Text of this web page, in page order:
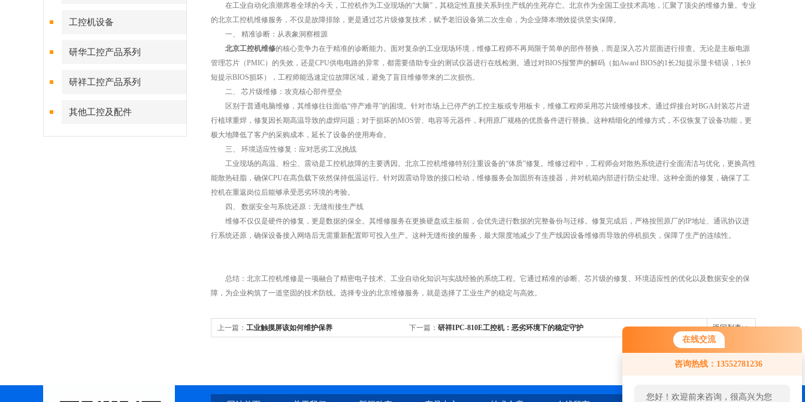
在线交流
咨询热线：13552781236
您好！欢迎前来咨询，很高兴为您
工控机设备
研华工控产品系列
研祥工控产品系列
其他工控及配件
在工业自动化浪潮席卷全球的今天，工控机作为工业现场的“大脑”，其稳定性直接关系到生产线的生死存亡。北京作为全国工业技术高地，汇聚了顶尖的维修力量。专业
的北京工控机维修服务，不仅是故障排除，更是通过芯片级修复技术，赋予老旧设备第二次生命，为企业降本增效提供坚实保障。
一、 精准诊断：从表象洞察根源
北京工控机维修的核心竞争力在于精准的诊断能力。面对复杂的工业现场环境，维修工程师不再局限于简单的部件替换，而是深入芯片层面进行排查。无论是主板电源
管理芯片（PMIC）的失效，还是CPU供电电路的异常，都需要借助专业的测试仪器进行在线检测。通过对BIOS报警声的解码（如Award BIOS的1长2短提示显卡错误，1长9
短提示BIOS损坏），工程师能迅速定位故障区域，避免了盲目维修带来的二次损伤。
二、 芯片级维修：攻克核心部件壁垒
区别于普通电脑维修，其维修往往面临“停产难寻”的困境。针对市场上已停产的工控主板或专用板卡，维修工程师采用芯片级维修技术。通过焊接台对BGA封装芯片进
行植球重焊，修复因长期高温导致的虚焊问题；对于损坏的MOS管、电容等元器件，利用原厂规格的优质备件进行替换。这种精细化的维修方式，不仅恢复了设备功能，更
极大地降低了客户的采购成本，延长了设备的使用寿命。
三、 环境适应性修复：应对恶劣工况挑战
工业现场的高温、粉尘、震动是工控机故障的主要诱因。北京工控机维修特别注重设备的“体质”修复。维修过程中，工程师会对散热系统进行全面清洁与优化，更换高性
能散热硅脂，确保CPU在高负载下依然保持低温运行。针对因震动导致的接口松动，维修服务会加固所有连接器，并对机箱内部进行防尘处理。这种全面的修复，确保了工
控机在重返岗位后能够承受恶劣环境的考验。
四、 数据安全与系统还原：无缝衔接生产线
维修不仅仅是硬件的修复，更是数据的保全。其维修服务在更换硬盘或主板前，会优先进行数据的完整备份与迁移。修复完成后，严格按照原厂的IP地址、通讯协议进
行系统还原，确保设备接入网络后无需重新配置即可投入生产。这种无缝衔接的服务，最大限度地减少了生产线因设备维修而导致的停机损失，保障了生产的连续性。
总结：北京工控机维修是一项融合了精密电子技术、工业自动化知识与实战经验的系统工程。它通过精准的诊断、芯片级的修复、环境适应性的优化以及数据安全的保
障，为企业构筑了一道坚固的技术防线。选择专业的北京维修服务，就是选择了工业生产的稳定与高效。
上一篇： 工业触摸屏该如何维护保养 下一篇： 研祥IPC-810E工控机：恶劣环境下的稳定守护 返回列表>>